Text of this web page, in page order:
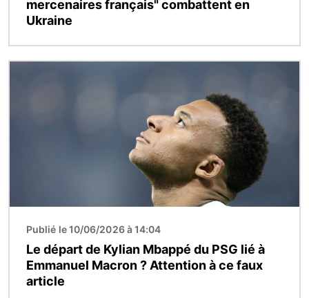
mercenaires français" combattent en
Ukraine
Publié le 10/06/2026 à 14:04
Le départ de Kylian Mbappé du PSG lié à
Emmanuel Macron ? Attention à ce faux
article